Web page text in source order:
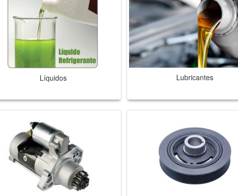
Líquidos Lubricantes